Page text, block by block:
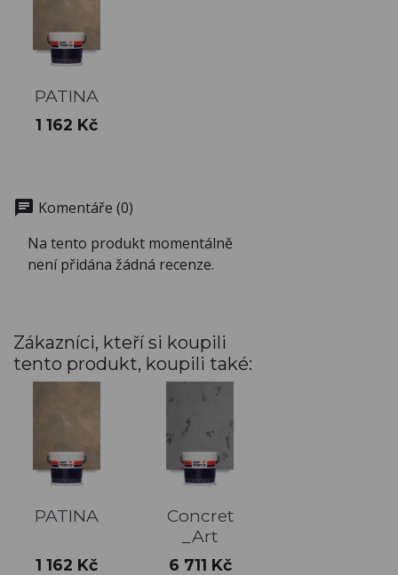
PATINA
Cena
1 162 Kč
chat Komentáře (0)
Na tento produkt momentálně
není přidána žádná recenze.
Zákazníci, kteří si koupili
tento produkt, koupili také:
PATINA
Cena
1 162 Kč
Concret
_Art
Cena
6 711 Kč